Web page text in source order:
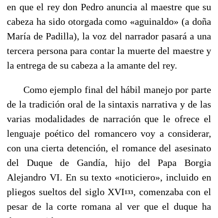
en que el rey don Pedro anuncia al maestre que su
cabeza ha sido otorgada como «aguinaldo» (a doña
María de Padilla), la voz del narrador pasará a una
tercera persona para contar la muerte del maestre y
la entrega de su cabeza a la amante del rey.
Como ejemplo final del hábil manejo por parte
de la tradición oral de la sintaxis narrativa y de las
varias modalidades de narración que le ofrece el
lenguaje poé­tico del romancero voy a considerar,
con una cierta detención, el romance del ase­sinato
del Duque de Gandía, hijo del Papa Borgia
Alejandro VI. En su texto «noticiero», incluido en
pliegos sueltos del siglo XVI133, comenzaba con el
pesar de la corte romana al ver que el duque ha